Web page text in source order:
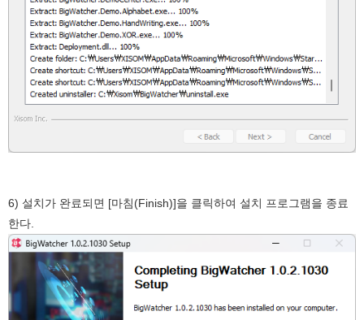
6) 설치가 완료되면 [마침(Finish)]을 클릭하여 설치 프로그램을 종료
한다.